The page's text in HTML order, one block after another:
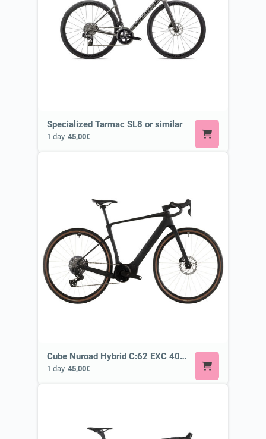
Specialized Tarmac SL8 or similar
1 day 45,00€
Cube Nuroad Hybrid C:62 EXC 400X blackline or Similar ⚡ E-Road or Gravel E-Bike
1 day 45,00€